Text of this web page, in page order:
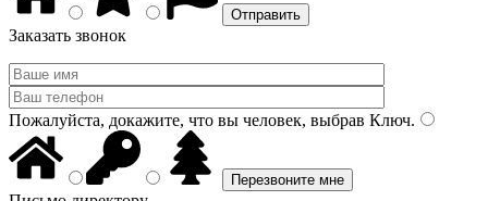
Заказать звонок
Пожалуйста, докажите, что вы человек, выбрав Ключ.